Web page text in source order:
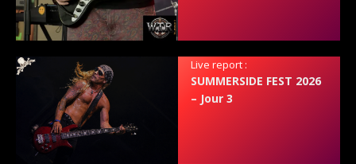
Live report :
SUMMERSIDE FEST 2026
– Jour 3